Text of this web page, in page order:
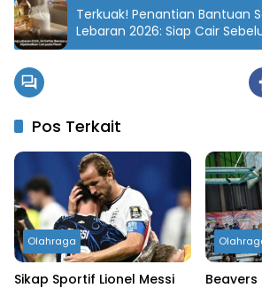
Terkuak! Penantian Bantuan
Lebaran 2026: Siap Cair
Sesudah Idulfitri?
Pos Terkait
Olahraga
Sikap Sportif Lionel Messi